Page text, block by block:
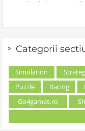
inexplicabile conspiră
Categorii
Simulation
Puzzle
Racing
Go4games.ro